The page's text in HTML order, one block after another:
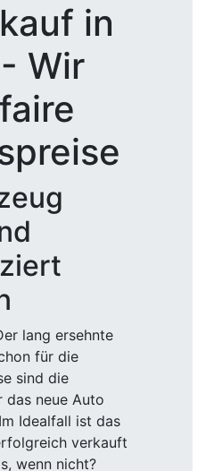
in
Wir
lang ersehnte
für die
sind die
das neue Auto
Idealfall ist das
verkauft
wenn nicht?